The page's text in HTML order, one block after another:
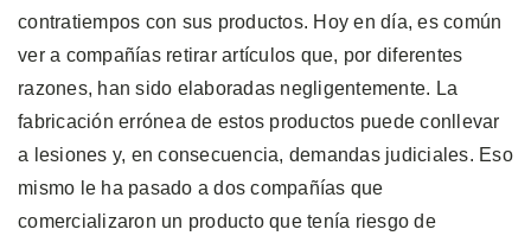
contratiempos con sus productos. Hoy en día, es común
ver a compañías retirar artículos que, por diferentes
razones, han sido elaboradas negligentemente. La
fabricación errónea de estos productos puede conllevar
a lesiones y, en consecuencia, demandas judiciales. Eso
mismo le ha pasado a dos compañías que
comercializaron un producto que tenía riesgo de